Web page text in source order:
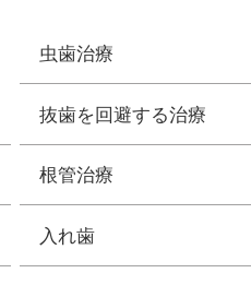
虫歯治療
抜歯を回避する治療
根管治療
入れ歯